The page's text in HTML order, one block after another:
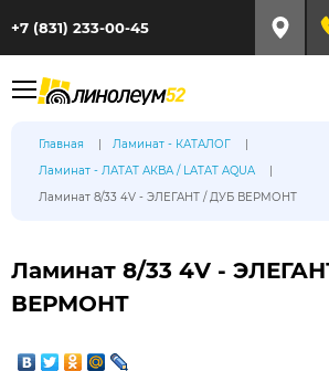
+7 (831) 233-00-45
Главная
Ламинат - КАТАЛОГ
Ламинат - ЛАТАТ АКВА / LATAT AQUA
Ламинат 8/33 4V - ЭЛЕГАНТ / ДУБ ВЕРМОНТ
Ламинат 8/33 4V -
ВЕРМОНТ